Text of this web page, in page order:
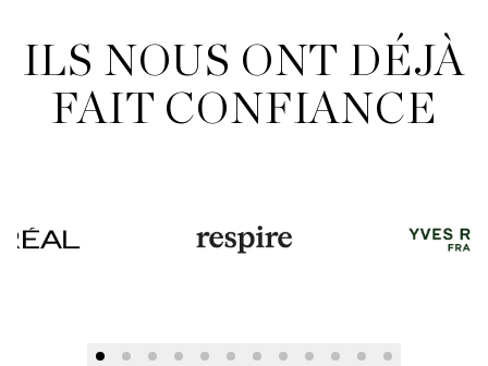
ILS NOUS ONT DÉJÀ
FAIT CONFIANCE